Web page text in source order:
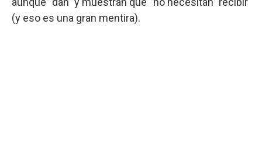
(y eso es una gran mentira).